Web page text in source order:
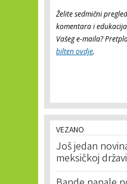
Želite sedmični
komentara i
Vašeg e-maila?
bilten ovdje.
VEZANO
Još jedan
meksičkoj